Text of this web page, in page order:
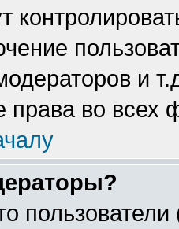
и
права во всех